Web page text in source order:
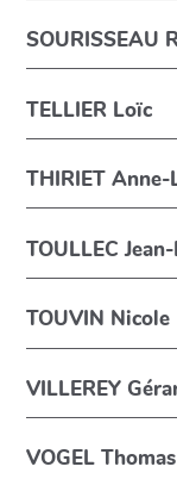
SOURISSEAU
TELLIER Loïc
THIRIET Anne-
TOULLEC
TOUVIN Nicole
VILLEREY
VOGEL Thomas